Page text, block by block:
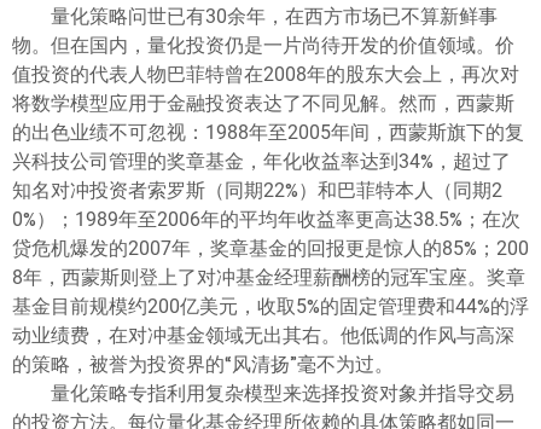
繁體中文
한글
日本語
Tiếng việt
ไทย
量化策略问世已有30余年，在西方市场已不算新鲜事
物。但在国内，量化投资仍是一片尚待开发的价值领域。价
值投资的代表人物巴菲特曾在2008年的股东大会上，再次对
将数学模型应用于金融投资表达了不同见解。然而，西蒙斯
的出色业绩不可忽视：1988年至2005年间，西蒙斯旗下的复
兴科技公司管理的奖章基金，年化收益率达到34%，超过了
知名对冲投资者索罗斯（同期22%）和巴菲特本人（同期2
0%）；1989年至2006年的平均年收益率更高达38.5%；在次
贷危机爆发的2007年，奖章基金的回报更是惊人的85%；200
8年，西蒙斯则登上了对冲基金经理薪酬榜的冠军宝座。奖章
基金目前规模约200亿美元，收取5%的固定管理费和44%的浮
动业绩费，在对冲基金领域无出其右。他低调的作风与高深
的策略，被誉为投资界的“风清扬”毫不为过。
量化策略专指利用复杂模型来选择投资对象并指导交易
的投资方法。每位量化基金经理所依赖的具体策略都如同一